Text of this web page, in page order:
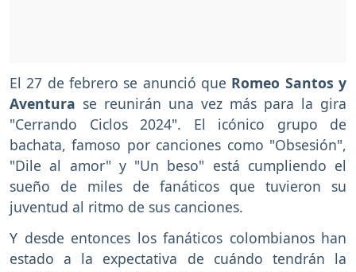
El 27 de febrero se anunció que Romeo Santos y
Aventura se reunirán una vez más para la gira
"Cerrando Ciclos 2024". El icónico grupo de
bachata, famoso por canciones como "Obsesión",
"Dile al amor" y "Un beso" está cumpliendo el
sueño de miles de fanáticos que tuvieron su
juventud al ritmo de sus canciones.
Y desde entonces los fanáticos colombianos han
estado a la expectativa de cuándo tendrán la